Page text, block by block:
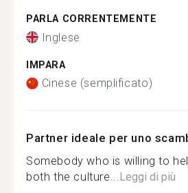
PARLA CORRENTEMENTE
Inglese
IMPARA
Cinese (semplificato)
Partner ideale per uno
Somebody who is willing to
both the culture...Leggi di più